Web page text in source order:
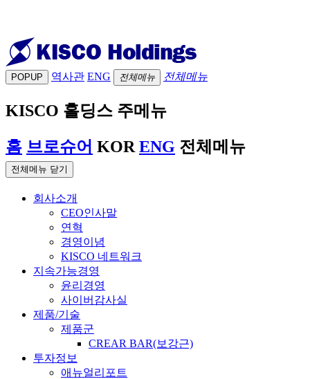
POPUP 역사관 ENG 전체메뉴 전체메뉴
KISCO 홀딩스 주메뉴
홈 브로슈어 KOR ENG 전체메뉴
전체메뉴 닫기
회사소개
CEO인사말
연혁
경영이념
KISCO 네트워크
지속가능경영
윤리경영
사이버감사실
제품/기술
제품군
CREAR BAR(보강근)
투자정보
애뉴얼리포트